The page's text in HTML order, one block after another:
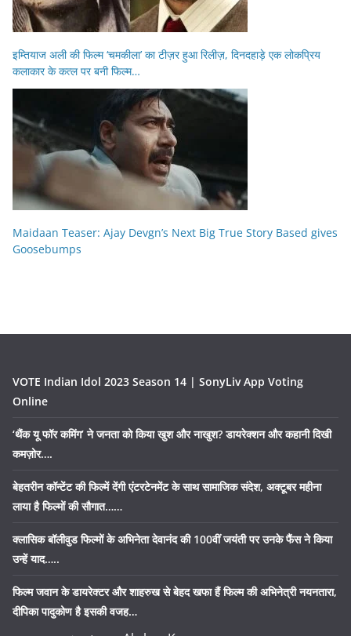
इम्तियाज अली की फिल्म ‘चमकीला’ का टीज़र हुआ रिलीज़, दिनदहाड़े एक लोकप्रिय
कलाकार के कत्ल पर बनी फिल्म…
Maidaan Teaser: Ajay Devgn’s Next Big True Story Based gives
Goosebumps
VOTE Indian Idol 2023 Season 14 | SonyLiv App Voting
Online
‘थैंक यू फॉर कमिंग’ ने जनता को किया खुश और नाखुश? डायरेक्शन और कहानी दिखी
कमज़ोर….
बेहतरीन कॉन्टेंट की फिल्में देंगी एंटरटेनमेंट के साथ सामाजिक संदेश, अक्टूबर महीना
लाया है फिल्मों की सौगात……
क्लासिक बॉलीवुड फिल्मों के अभिनेता देवानंद की 100वीं जयंती पर उनके फैंस ने किया
उन्हें याद…..
फिल्म जवान के डायरेक्टर और शाहरुख से बेहद खफा हैं फिल्म की अभिनेत्री नयनतारा,
दीपिका पादुकोण है इसकी वजह…